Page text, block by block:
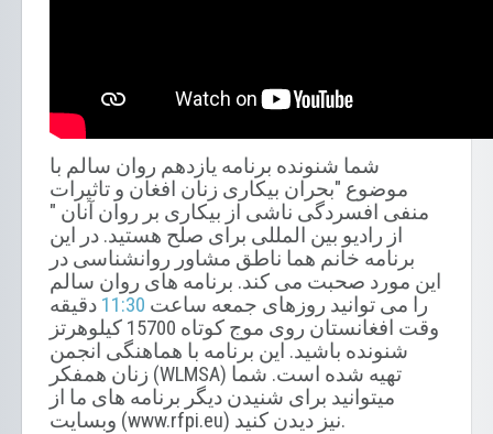
شما شنونده برنامه یازدهم روان سالم با
موضوع "بحران بیکاری زنان افغان و تاثیرات
منفی افسردگی ناشی از بیکاری بر روان آنان "
از رادیو بین المللی برای صلح هستید. در این
برنامه خانم هما ناطق مشاور روانشناسی در
این مورد صحبت می کند. برنامه های روان سالم
را می توانید روزهای جمعه ساعت 11:30 دقیقه
وقت افغانستان روی موج کوتاه 15700 کیلوهرتز
شنونده باشید. این برنامه با هماهنگی انجمن
زنان همفکر (WLMSA) تهیه شده است. شما
میتوانید برای شنیدن دیگر برنامه های ما از
وبسایت (www.rfpi.eu) نیز دیدن کنید.